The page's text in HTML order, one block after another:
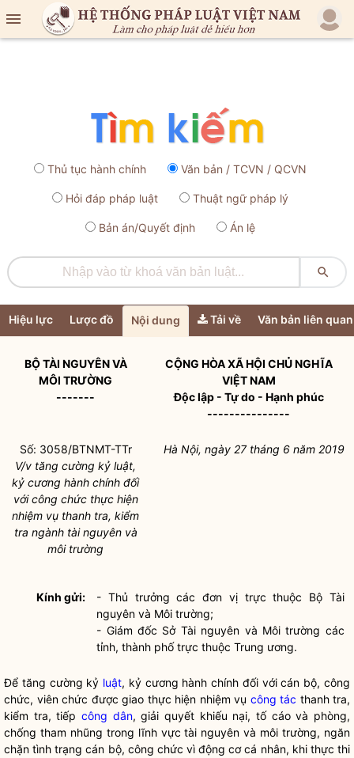

Thủ tục hành chính Văn bản / TCVN / QCVN
Hỏi đáp pháp luật Thuật ngữ pháp lý
Bản án/Quyết định Án lệ

Hiệu lực Lược đồ Nội dung Tải về Văn bản liên quan
BỘ TÀI NGUYÊN VÀ
MÔI TRƯỜNG
-------
CỘNG HÒA XÃ HỘI CHỦ NGHĨA
VIỆT NAM
Độc lập - Tự do - Hạnh phúc
---------------
Số: 3058/BTNMT-TTr
V/v tăng cường kỷ luật,
kỷ cương hành chính đối
với công chức thực hiện
nhiệm vụ thanh tra, kiểm
tra ngành tài nguyên và
môi trường
Hà Nội, ngày 27 tháng 6 năm 2019
Kính gửi:
- Thủ trưởng các đơn vị trực thuộc Bộ Tài
nguyên và Môi trường;
- Giám đốc Sở Tài nguyên và Môi trường các
tỉnh, thành phố trực thuộc Trung ương.
Để tăng cường kỷ luật, kỷ cương hành chính đối với cán bộ, công
chức, viên chức được giao thực hiện nhiệm vụ công tác thanh tra,
kiểm tra, tiếp công dân, giải quyết khiếu nại, tố cáo và phòng,
chống tham nhũng trong lĩnh vực tài nguyên và môi trường, ngăn
chặn tình trạng cán bộ, công chức vì động cơ cá nhân, khi thực thi